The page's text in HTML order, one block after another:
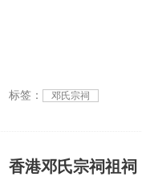
标签： 邓氏宗祠
香港邓氏宗祠祖祠